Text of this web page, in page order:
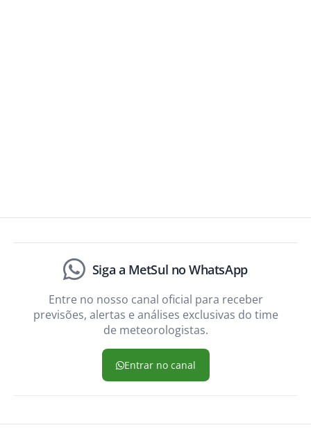
Siga a MetSul no WhatsApp
Entre no nosso canal oficial para receber
previsões, alertas e análises exclusivas do time
de meteorologistas.
Entrar no canal